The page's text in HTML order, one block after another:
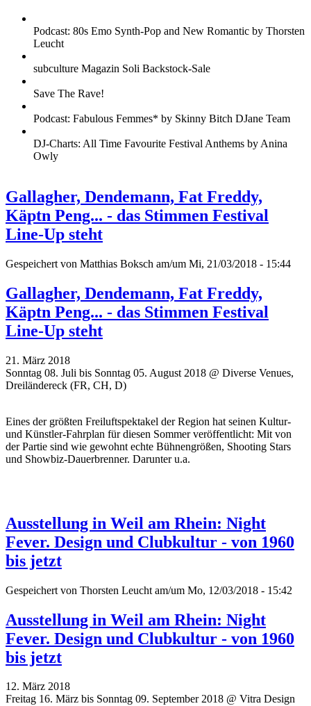
Podcast: 80s Emo Synth-Pop and New Romantic by Thorsten
Leucht
subculture Magazin Soli Backstock-Sale
Save The Rave!
Podcast: Fabulous Femmes* by Skinny Bitch DJane Team
DJ-Charts: All Time Favourite Festival Anthems by Anina
Owly
Gallagher, Dendemann, Fat Freddy,
Käptn Peng... - das Stimmen Festival
Line-Up steht
Gespeichert von Matthias Boksch am/um Mi, 21/03/2018 - 15:44
Gallagher, Dendemann, Fat Freddy,
Käptn Peng... - das Stimmen Festival
Line-Up steht
21. März 2018
Sonntag 08. Juli bis Sonntag 05. August 2018 @ Diverse Venues,
Dreiländereck (FR, CH, D)
Eines der größten Freiluftspektakel der Region hat seinen Kultur-
und Künstler-Fahrplan für diesen Sommer veröffentlicht: Mit von
der Partie sind wie gewohnt echte Bühnengrößen, Shooting Stars
und Showbiz-Dauerbrenner. Darunter u.a.
Ausstellung in Weil am Rhein: Night
Fever. Design und Clubkultur - von 1960
bis jetzt
Gespeichert von Thorsten Leucht am/um Mo, 12/03/2018 - 15:42
Ausstellung in Weil am Rhein: Night
Fever. Design und Clubkultur - von 1960
bis jetzt
12. März 2018
Freitag 16. März bis Sonntag 09. September 2018 @ Vitra Design